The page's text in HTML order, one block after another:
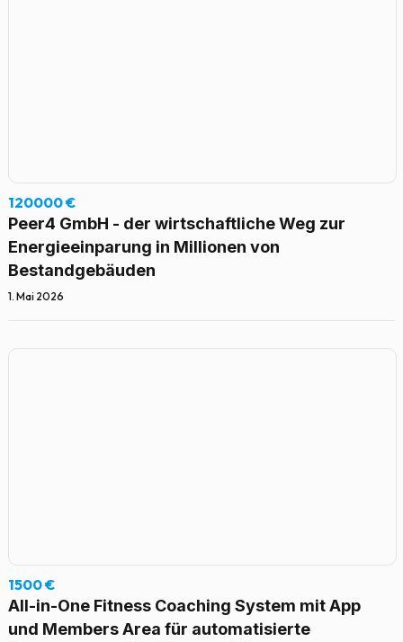
120000 €
Peer4 GmbH - der wirtschaftliche Weg zur
Energieeinparung in Millionen von
Bestandgebäuden
1. Mai 2026
1500 €
All-in-One Fitness Coaching System mit App
und Members Area für automatisierte